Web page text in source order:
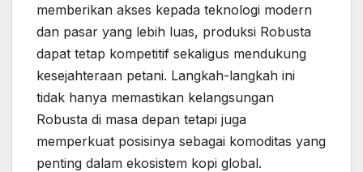
memberikan akses kepada teknologi modern
dan pasar yang lebih luas, produksi Robusta
dapat tetap kompetitif sekaligus mendukung
kesejahteraan petani. Langkah-langkah ini
tidak hanya memastikan kelangsungan
Robusta di masa depan tetapi juga
memperkuat posisinya sebagai komoditas yang
penting dalam ekosistem kopi global.